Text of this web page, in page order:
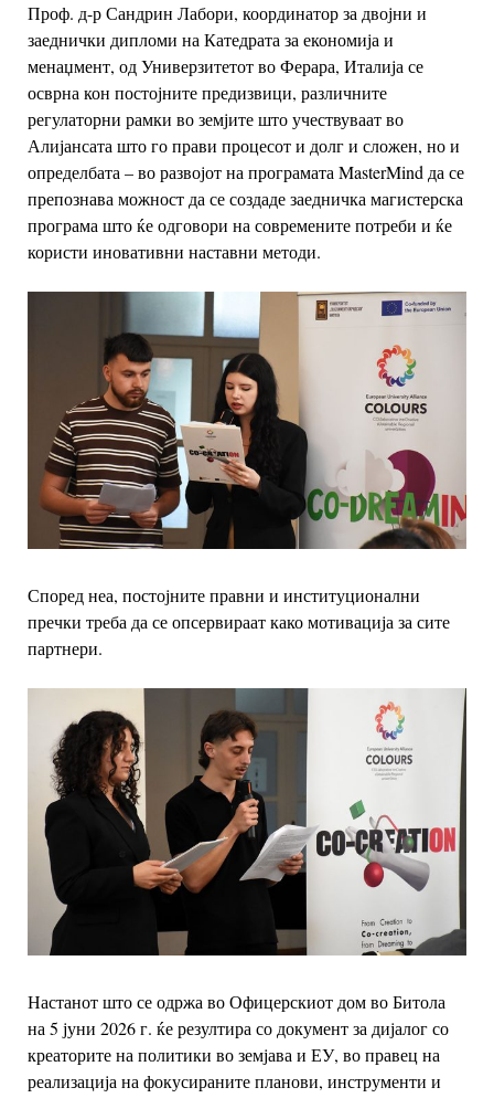
Проф. д-р Сандрин Лабори, координатор за двојни и
заеднички дипломи на Катедрата за економија и
менаџмент, од Универзитетот во Ферара, Италија се
осврна кон постојните предизвици, различните
регулаторни рамки во земјите што учествуваат во
Алијансата што го прави процесот и долг и сложен, но и
определбата – во развојот на програмата MasterMind да се
препознава можност да се создаде заедничка магистерска
програма што ќе одговори на современите потреби и ќе
користи иновативни наставни методи.
Според неа, постојните правни и институционални
пречки треба да се опсервираат како мотивација за сите
партнери.
Настанот што се одржа во Офицерскиот дом во Битола
на 5 јуни 2026 г. ќе резултирасо документ за дијалог со
креаторите на политики во земјава и ЕУ, во правец на
реализација на фокусираните планови, инструменти и